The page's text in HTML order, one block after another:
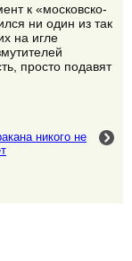
к «московско-
ни один из так
на игле
просто подавят
никого не